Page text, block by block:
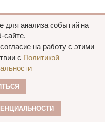
г. Пенза Пензенская обл.,
анализа событий на
сайте.
на работу с этими
с Политикой
2015—2025 Пальто